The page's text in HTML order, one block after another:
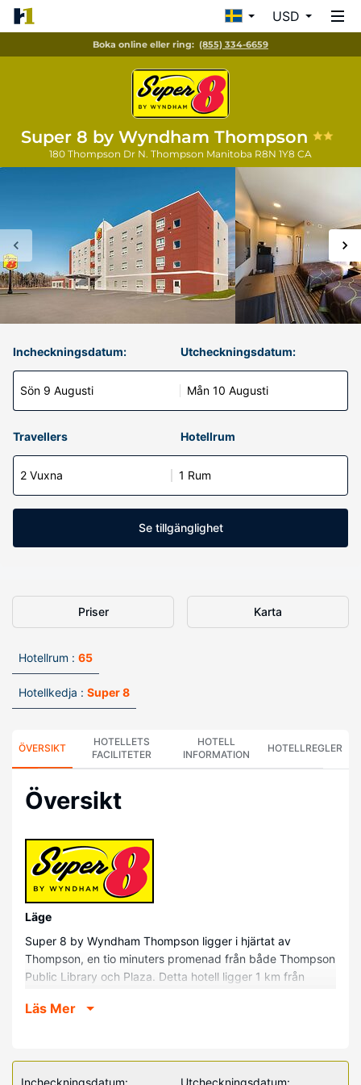
USD
Boka online eller ring: (855) 334-6659
Super 8 by Wyndham Thompson
180 Thompson Dr N. Thompson Manitoba R8N 1Y8 CA
Incheckningsdatum:
Sön 9 Augusti
Utcheckningsdatum:
Mån 10 Augusti
Travellers Hotellrum
2 Vuxna 1 Rum
Se tillgänglighet
Priser Karta
Hotellrum : 65
Hotellkedja : Super 8
ÖVERSIKT
HOTELLETS
FACILITETER
HOTELL
INFORMATION
HOTELLREGLER
Översikt
Läge
Super 8 by Wyndham Thompson ligger i hjärtat av
Thompson, en tio minuters promenad från både Thompson
Public Library och Plaza. Detta hotell ligger 1 km från
Thompson Zoo.
Känn dig som hemma i ett av de 65 luftkonditionerade
rummen med kylskåp och mikrovågsugn. Med gratis fast
Läs Mer
Incheckningsdatum: Utcheckningsdatum: